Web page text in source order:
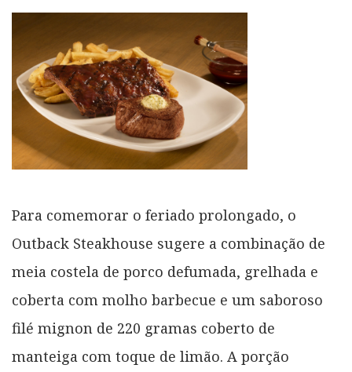
Para comemorar o feriado prolongado, o
Outback Steakhouse sugere a combinação de
meia costela de porco defumada, grelhada e
coberta com molho barbecue e um saboroso
filé mignon de 220 gramas coberto de
manteiga com toque de limão. A porção